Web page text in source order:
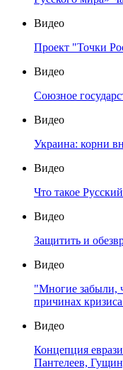
Видео
Проект "Точки
Видео
Союзное
Видео
Украина: корни
Видео
Что такое
Видео
Защитить и
Видео
"Многие забыли,
причинах
Видео
Концепция
Пантелеев,